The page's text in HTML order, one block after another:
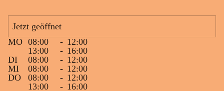
Jetzt geöffnet
MO 08:00 - 12:00
13:00
- 16:00
DI
08:00 - 12:00
MI
08:00 - 12:00
DO
08:00 - 12:00
13:00
- 16:00